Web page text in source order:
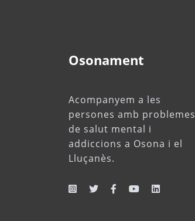
Osonament
Acompanyem a les
persones amb problemes
de salut mental i
addiccions a Osona i el
Lluçanès.